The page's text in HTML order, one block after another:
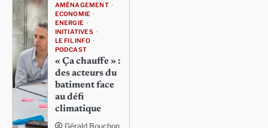
AMÉNAGEMENT
ECONOMIE
ENERGIE
INITIATIVES
LE FIL INFO
PODCAST
« Ça chauffe » :
des acteurs du
batiment face
au défi
climatique
Gérald Bouchon